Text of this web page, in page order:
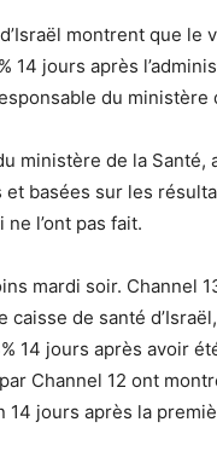
montrent que le
jours après
du ministère
ministère de la Santé,
basées sur les
l’ont pas fait.
mardi soir. Channel
de santé
14 jours après avoir
Channel 12 ont
14 jours après la